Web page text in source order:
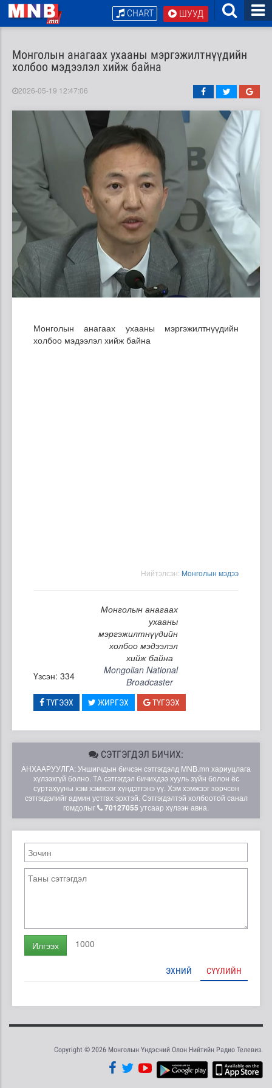
ШУУД
CHART
Монголын анагаах ухааны мэргэжилтнүүдийн
холбоо мэдээлэл хийж байна
2026-05-19 12:47:06
Монголын анагаах ухааны мэргэжилтнүүдийн
холбоо мэдээлэл хийж байна
Нийтэлсэн: Moнголын мэдээ
Монголын анагаах
ухааны
мэргэжилтнүүдийн
холбоо мэдээлэл
хийж байна
Үзсэн: 334
Mongolian National
Broadcaster
ТҮГЭЭХ ЖИРГЭХ ТҮГЭЭХ
СЭТГЭГДЭЛ БИЧИХ:
АНХААРУУЛГА: Уншигчдын бичсэн сэтгэгдэлд MNB.mn хариуцлага
хүлээхгүй болно. ТА сэтгэгдэл бичихдээ хууль зүйн болон ёс
суртахууны хэм хэмжээг хүндэтгэнэ үү. Хэм хэмжээг зөрчсөн
сэтгэгдэлийг админ устгах эрхтэй. Сэтгэгдэлтэй холбоотой санал
гомдолыг
70127055 утсаар хүлээн авна.
Илгээх 1000
ЭХНИЙ СҮҮЛИЙН
Copyright © 2026 Монголын Үндэсний Олон Нийтийн Радио Телевиз.